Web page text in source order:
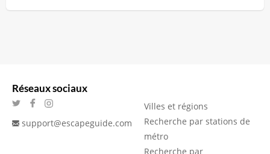
Réseaux sociaux
support@escapeguide.com
Villes et régions
Recherche par stations de
métro
Recherche par